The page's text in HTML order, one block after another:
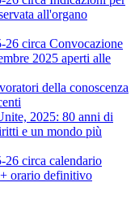
all'organo
26 circa Convocazione
2025 aperti alle
della conoscenza
2025: 80 anni di
e un mondo più
26 circa calendario
orario definitivo